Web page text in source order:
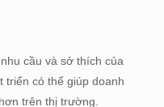
cầu và sở thích của
triển có thể giúp doanh
trên thị trường.